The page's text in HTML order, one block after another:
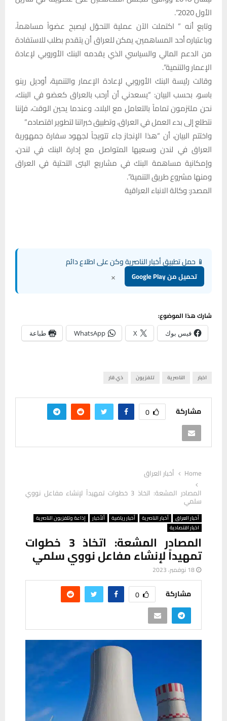
الأول 2020”.
وتابع أنه ” اكتملت الآن عملية التحوّل ليصبح عضواً مساهماً،
وباعتباره أحد المساهمين، يمكن للعراق أن يتقدم بطلب للاستفادة
من الدعم المالي والسياسي الذي يقدمه البنك الأوروبي لإعادة
الإعمار والتنمية”.
وقالت رئيسة البنك الأوروبي لإعادة الإعمار والتنمية، أوديل رينو
باسو، بحسب البيان: “يسعدني أن أرحب بالعراق كعضو في البنك،
نحن ملتزمون تماماً بالتعامل مع البلاد، وعندما يحين الوقت، فإننا
نتطلع إلى بدء العمل في العراق، وتطبيق خبراتنا لتطوير اقتصاده.”
واختتم البيان، أن “هذا الإنجاز جاء تتويجاً لجهود سفارة جمهورية
العراق في لندن وسعيها المتواصل مع إدارة البنك في لندن،
وإمكانية مساهمة البنك في مشاريع البنى التحتية في العراق
ومنها مشروع طريق التنمية”.
المصدر: وكالة الانباء العراقية
📱 حمل تطبيق أخبار الناصرية وكن على اطلاع دائم
تحميل من Google Play ×
شارك هذا الموضوع:
فيس بوك X
WhatsApp طباعة
اخبار الناصرية تلفزيون ذي قار
مشاركة 0
Home
أخبار العراق
المصادر المشعة: اتخاذ 3 خطوات تمهيداً لإنشاء مفاعل نووي
سلمي
أخبار العراق أخبار الناصرية أخبار رياضية ألأخبار
إذاعة وتلفزيون الناصرية
اخبار اقتصادية
المصادر المشعة: اتخاذ 3 خطوات
تمهيداً لإنشاء مفاعل نووي سلمي
18 نوفمبر، 2023
مشاركة 0